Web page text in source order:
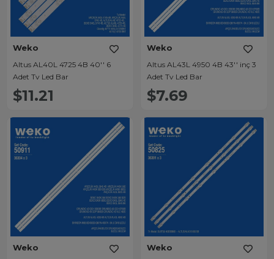
Weko
Altus AL40L 4725 4B 40'' 6
Adet Tv Led Bar
$11.21
Weko
Altus AL43L 4950 4B 43'' inç 3
Adet Tv Led Bar
$7.69
Weko Weko